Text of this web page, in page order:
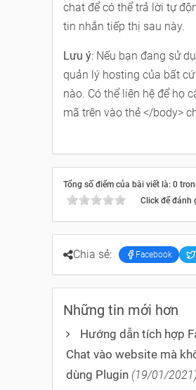
chat để có thể trả lời tự
tin nhắn tiếp thị sau này.
Lưu ý: Nếu bạn đang sử
quản lý hosting của bất
nào. Có thể liên hệ để họ
mã trên vào thẻ </body>
Tổng số điểm của bài viết là: 0
Click để đánh
Chia sẻ: Facebook
Những tin mới hơn
Hướng dẫn tích hợp
Chat vào website mà
dùng Plugin (19/01/2021)